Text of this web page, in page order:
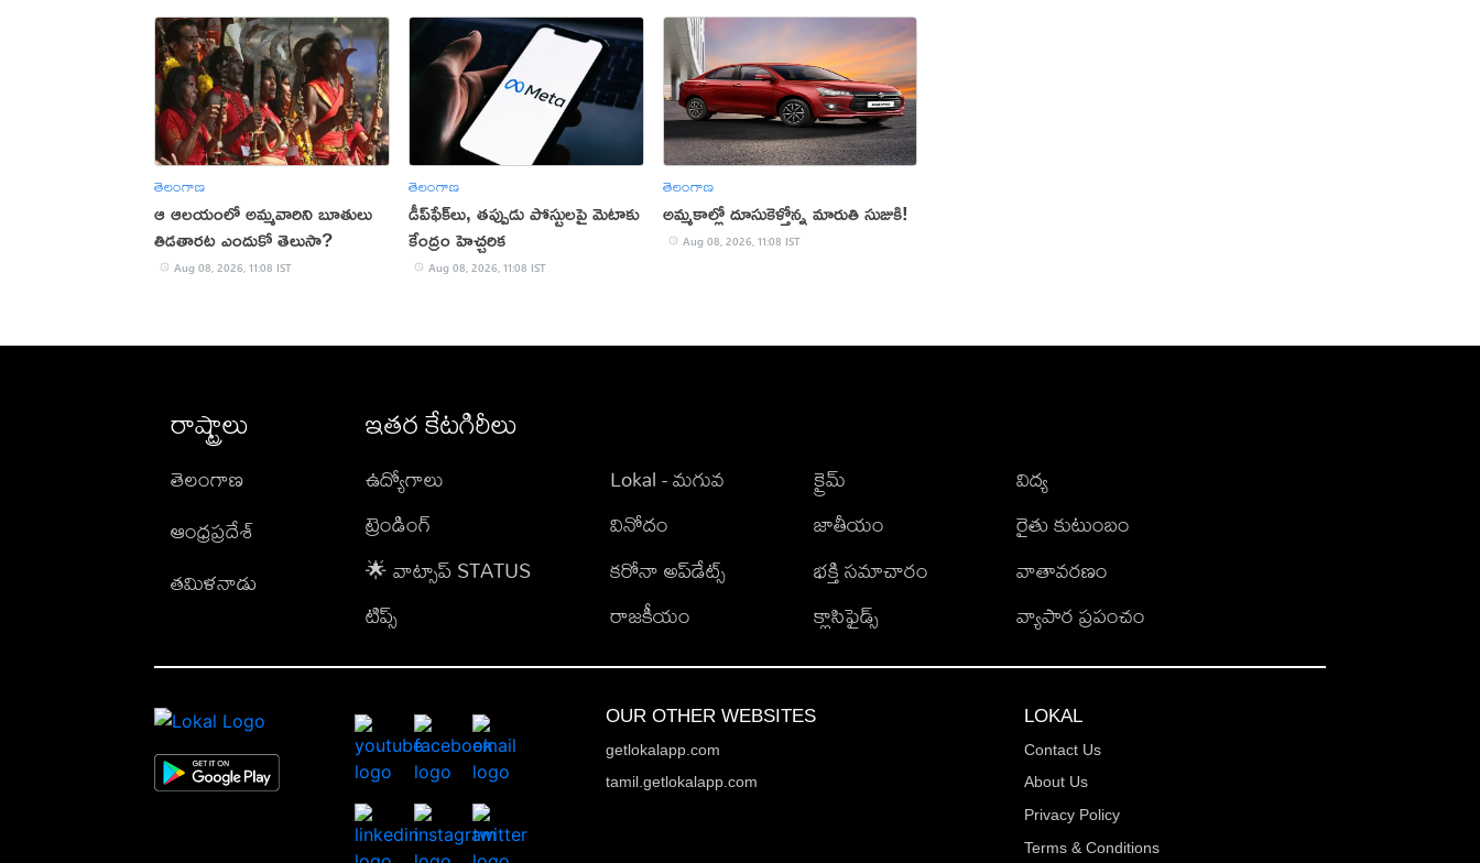
తెలంగాణ
ఆ ఆలయంలో అమ్మవారిని బూతులు
తిడతారట ఎందుకో తెలుసా?
Aug 08, 2026, 11:08 IST
తెలంగాణ
డీప్‌ఫేక్‌లు, తప్పుడు పోస్టులపై మెటాకు
కేంద్రం హెచ్చరిక
Aug 08, 2026, 11:08 IST
తెలంగాణ
అమ్మకాల్లో దూసుకెళ్తోన్న మారుతి సుజుకి!
Aug 08, 2026, 11:08 IST
రాష్ట్రాలు
తెలంగాణ
ఆంధ్రప్రదేశ్
తమిళనాడు
ఇతర కేటగిరీలు
ఉద్యోగాలు
ట్రెండింగ్
🌟 వాట్సాప్ STATUS
టిప్స్
Lokal - మగువ
వినోదం
కరోనా అప్‌డేట్స్
రాజకీయం
క్రైమ్
జాతీయం
భక్తి సమాచారం
క్లాసిఫైడ్స్
విద్య
రైతు కుటుంబం
వాతావరణం
వ్యాపార ప్రపంచం
OUR OTHER WEBSITES
getlokalapp.com
tamil.getlokalapp.com
LOKAL
Contact Us
About Us
Privacy Policy
Terms & Conditions